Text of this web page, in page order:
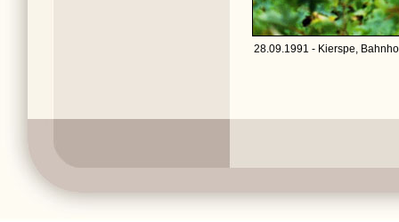
28.09.1991 - Kierspe,